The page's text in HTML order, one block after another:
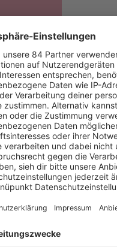
BARBARA
der BandSilbermond
oder auch
war sie als Jurorin